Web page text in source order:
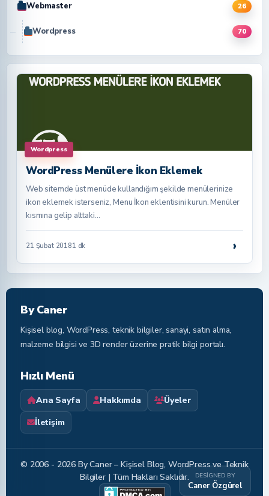
Webmaster 26
Wordpress 70
Wordpress
WordPress Menülere İkon Eklemek
Web sitemde üst menüde kullandığım şekilde menülerinize
ikon eklemek isterseniz, Menu İkon eklentisini kurun. Menüler
kısmına gelip alttaki…
21 Şubat 20181 dk ›
By Caner
Kişisel blog, WordPress, teknik bilgiler, sanayi, satın alma,
malzeme bilgisi ve 3D render üzerine pratik bilgi portalı.
Hızlı Menü
Ana Sayfa Hakkımda
Üyeler
İletişim
© 2006 - 2026 By Caner – Kişisel Blog, WordPress ve Teknik
Bilgiler | Tüm Hakları Saklıdır.
DESIGNED BY
Caner Özgürel